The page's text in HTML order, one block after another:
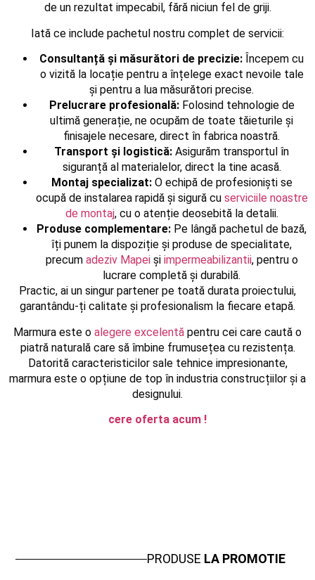
de un rezultat impecabil, fără niciun fel de griji.
Iată ce include pachetul nostru complet de servicii:
Consultanță și măsurători de precizie: Începem cu
o vizită la locație pentru a înțelege exact nevoile tale
și pentru a lua măsurători precise.
Prelucrare profesională:Folosind tehnologie de
ultimă generație, ne ocupăm de toate tăieturile și
finisajele necesare, direct în fabrica noastră.
Transport și logistică: Asigurăm transportul în
siguranță al materialelor, direct la tine acasă.
Montaj specializat:O echipă de profesioniști se
ocupă de instalarea rapidă și sigură cu serviciile noastre
de montaj, cu o atenție deosebită la detalii.
Produse complementare: Pe lângă pachetul de bază,
îți punem la dispoziție și produse de specialitate,
precum adeziv Mapeiși impermeabilizantii, pentru o
lucrare completă și durabilă.
Practic, ai un singur partener pe toată durata proiectului,
garantându-ți calitate și profesionalism la fiecare etapă.
Marmura este o alegere excelentă pentru cei care caută o
piatră naturală care să îmbine frumusețea cu rezistența.
Datorită caracteristicilor sale tehnice impresionante,
marmura este o opțiune de top în industria construcțiilor și a
designului.
cere oferta acum !
PRODUSE LA PROMOTIE